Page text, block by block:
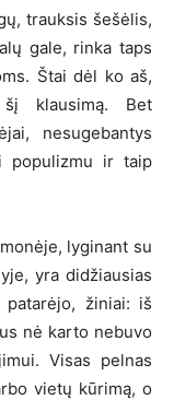
trauksis šešėlis,
gale, rinka taps
Štai dėl ko aš,
klausimą. Bet
nesugebantys
populizmu ir taip
lyginant su
yra didžiausias
žiniai: iš
nė karto nebuvo
Visas pelnas
vietų kūrimą, o